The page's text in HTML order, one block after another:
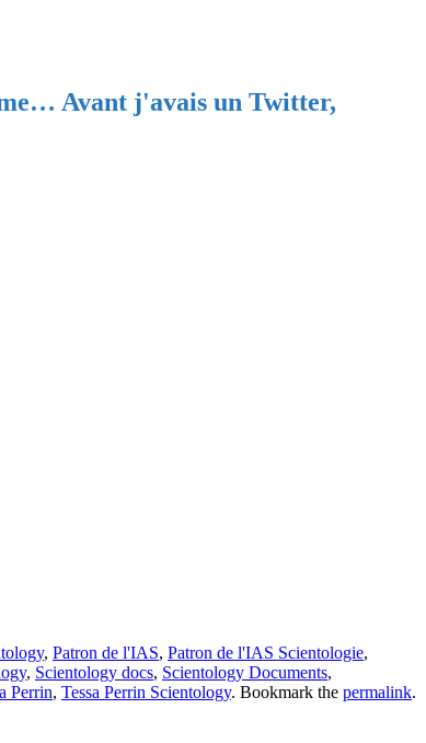
Avant j'avais un Twitter,
, Patron de l'IAS, Patron de l'IAS Scientologie,
, Scientology docs, Scientology Documents,
Perrin, Tessa Perrin Scientology. Bookmark the permalink.